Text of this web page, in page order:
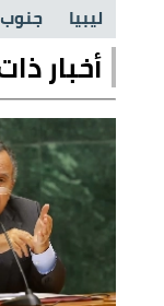
ليبيا جنوب
أخبار